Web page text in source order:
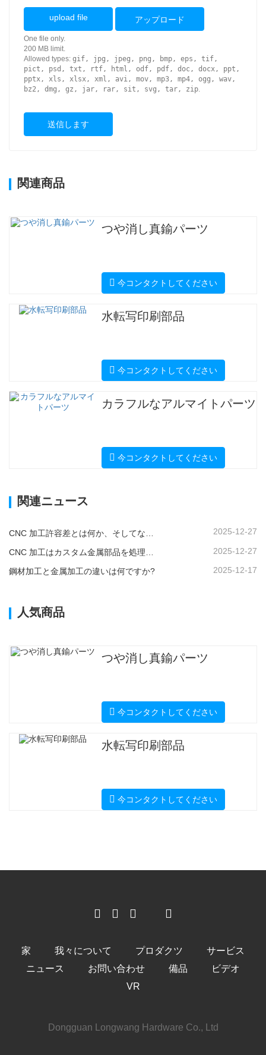
upload file アップロード
One file only.
200 MB limit.
Allowed types: gif, jpg, jpeg, png, bmp, eps, tif,
pict, psd, txt, rtf, html, odf, pdf, doc, docx, ppt,
pptx, xls, xlsx, xml, avi, mov, mp3, mp4, ogg, wav,
bz2, dmg, gz, jar, rar, sit, svg, tar, zip.
送信します
関連商品
つや消し真鍮パーツ
今コンタクトしてください
水転写印刷部品
今コンタクトしてください
カラフルなアルマイトパーツ
今コンタクトしてください
関連ニュース
2025-12-27
2025-12-27
鋼材加工と金属加工の違いは何ですか? 2025-12-17
人気商品
つや消し真鍮パーツ
今コンタクトしてください
水転写印刷部品
今コンタクトしてください
家 我々について プロダクツ
サービス
ニュース
お問い合わせ 備品
ビデオ
VR
Dongguan Longwang Hardware Co., Ltd